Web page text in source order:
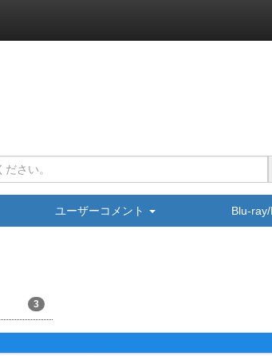
ユーザーコメント Blu-
3